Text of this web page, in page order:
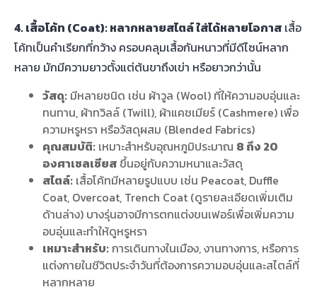
4. เสื้อโค้ท (Coat): หลากหลายสไตล์ ใส่ได้หลายโอกาส เสื้อ
โค้ทเป็นคำเรียกที่กว้าง ครอบคลุมเสื้อกันหนาวที่มีดีไซน์หลาก
หลาย มักมีความยาวตั้งแต่ต้นขาถึงเข่า หรือยาวกว่านั้น
วัสดุ: มีหลายชนิด เช่น ผ้าวูล (Wool) ที่ให้ความอบอุ่นและ
ทนทาน, ผ้าทวิลล์ (Twill), ผ้าแคชเมียร์ (Cashmere) เพื่อ
ความหรูหรา หรือวัสดุผสม (Blended Fabrics)
คุณสมบัติ: เหมาะสำหรับอุณหภูมิประมาณ 8 ถึง 20
องศาเซลเซียส ขึ้นอยู่กับความหนาและวัสดุ
สไตล์: เสื้อโค้ทมีหลายรูปแบบ เช่น Peacoat, Duffle
Coat, Overcoat, Trench Coat (ดูรายละเอียดเพิ่มเติม
ด้านล่าง) บางรุ่นอาจมีการตกแต่งขนเฟอร์เพื่อเพิ่มความ
อบอุ่นและทำให้ดูหรูหรา
เหมาะสำหรับ:การเดินทางในเมือง, งานทางการ, หรือการ
แต่งกายในชีวิตประจำวันที่ต้องการความอบอุ่นและสไตล์ที่
หลากหลาย